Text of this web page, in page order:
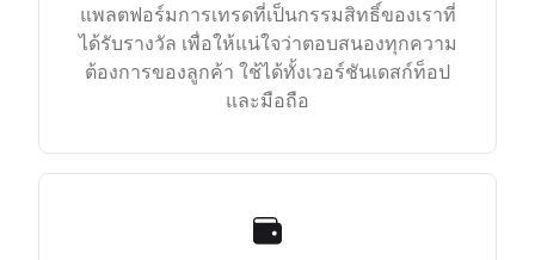
แพลตฟอร์มการเทรดที่เป็นกรรมสิทธิ์ของเราที่
ได้รับรางวัล เพื่อให้แน่ใจว่าตอบสนองทุกความ
ต้องการของลูกค้า ใช้ได้ทั้งเวอร์ชันเดสก์ท็อป
และมือถือ